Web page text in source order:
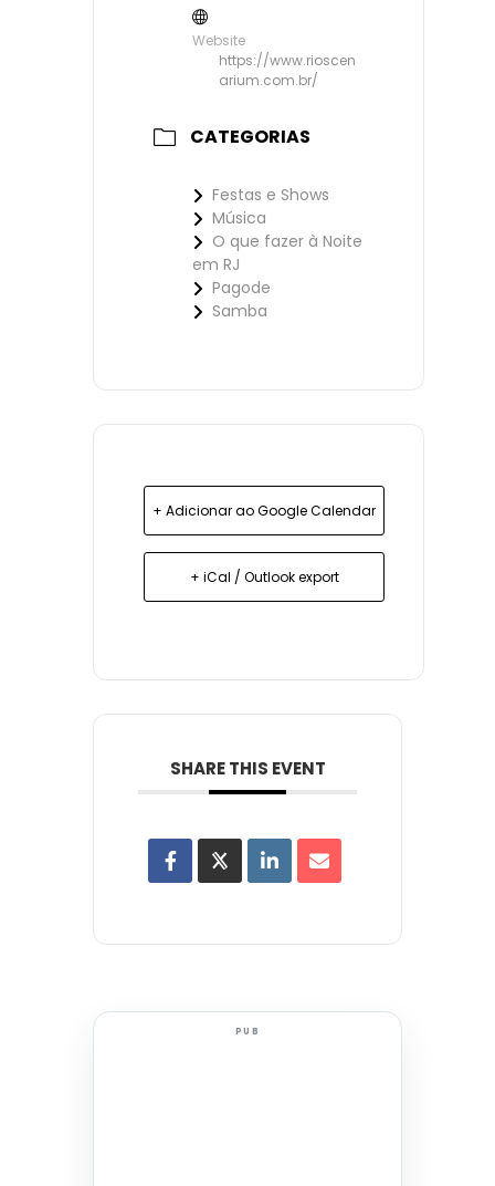
Website
https://www.rioscen
arium.com.br/
CATEGORIAS
Festas e Shows
Música
O que fazer à Noite
em RJ
Pagode
Samba
+ Adicionar ao Google Calendar
+ iCal / Outlook export
SHARE THIS EVENT
PUB